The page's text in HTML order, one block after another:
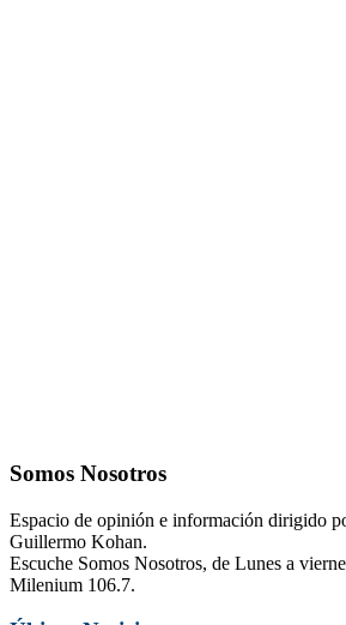
Somos Nosotros
Espacio de opinión e información dirigido
Guillermo Kohan.
Escuche Somos Nosotros, de Lunes a
Milenium 106.7.